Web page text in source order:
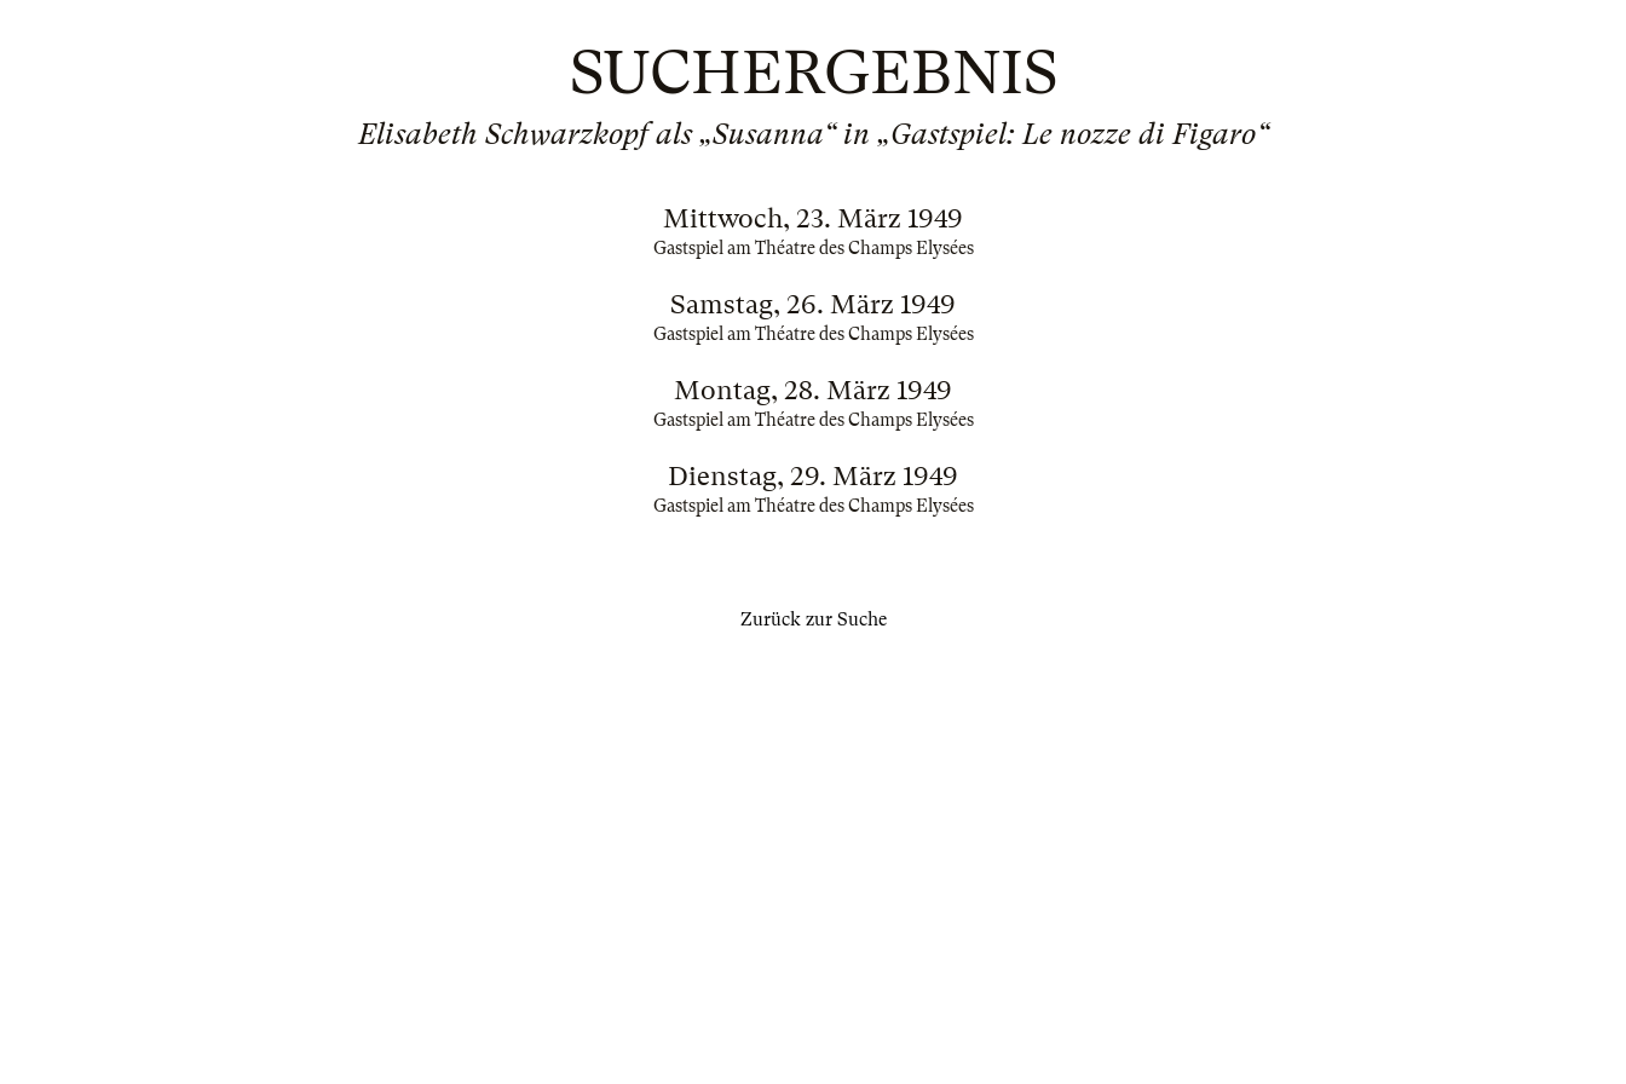
SUCHERGEBNIS
Elisabeth Schwarzkopf als „Susanna“ in „Gastspiel: Le nozze di Figaro“
Mittwoch, 23. März 1949
Gastspiel am Théatre des Champs Elysées
Samstag, 26. März 1949
Gastspiel am Théatre des Champs Elysées
Montag, 28. März 1949
Gastspiel am Théatre des Champs Elysées
Dienstag, 29. März 1949
Gastspiel am Théatre des Champs Elysées
Zurück zur Suche